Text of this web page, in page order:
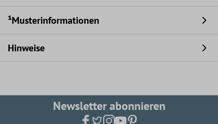
¹Musterinformationen
Hinweise
Newsletter abonnieren